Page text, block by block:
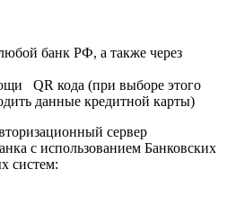
банк РФ, а также через
QR кода (при выборе этого
данные кредитной карты)
сервер
с использованием Банковских
систем: